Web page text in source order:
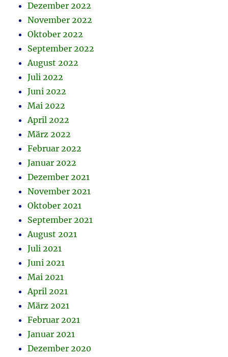
Dezember 2022
November 2022
Oktober 2022
September 2022
August 2022
Juli 2022
Juni 2022
Mai 2022
April 2022
März 2022
Februar 2022
Januar 2022
Dezember 2021
November 2021
Oktober 2021
September 2021
August 2021
Juli 2021
Juni 2021
Mai 2021
April 2021
März 2021
Februar 2021
Januar 2021
Dezember 2020